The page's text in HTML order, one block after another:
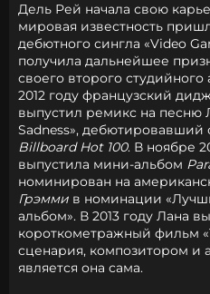
Дель Рей начала свою
мировая известность
дебютного сингла «Video
получила дальнейшее
своего второго студийного
2012 году французский
выпустил ремикс на песню
Sadness», дебютировавший
Billboard Hot 100. В ноябре
выпустила мини-альбом
номинирован на
Грэмми в номинации
альбом». В 2013 году Лана
короткометражный фильм
сценария, композитором и
является она сама.